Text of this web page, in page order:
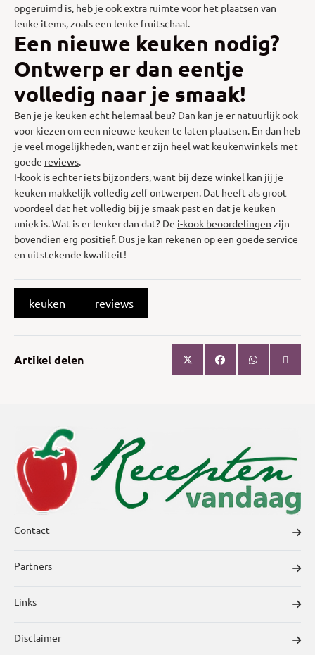
opgeruimd is, heb je ook extra ruimte voor het plaatsen van
leuke items, zoals een leuke fruitschaal.
Een nieuwe keuken nodig?
Ontwerp er dan eentje
volledig naar je smaak!
Ben je je keuken echt helemaal beu? Dan kan je er natuurlijk ook
voor kiezen om een nieuwe keuken te laten plaatsen. En dan heb
je veel mogelijkheden, want er zijn heel wat keukenwinkels met
goede reviews.
I-kook is echter iets bijzonders, want bij deze winkel kan jij je
keuken makkelijk volledig zelf ontwerpen. Dat heeft als groot
voordeel dat het volledig bij je smaak past en dat je keuken
uniek is. Wat is er leuker dan dat? De i-kook beoordelingen zijn
bovendien erg positief. Dus je kan rekenen op een goede service
en uitstekende kwaliteit!
keuken reviews
Artikel delen
Contact
Partners
Links
Disclaimer